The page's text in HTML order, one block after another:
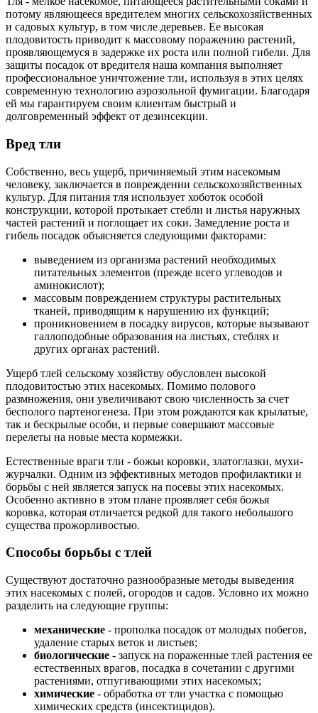
потому являющееся вредителем многих сельскохозяйственных
и садовых культур, в том числе деревьев. Ее высокая
плодовитость приводит к массовому поражению растений,
проявляющемуся в задержке их роста или полной гибели. Для
защиты посадок от вредителя наша компания выполняет
профессиональное уничтожение тли, используя в этих целях
современную технологию аэрозольной фумигации. Благодаря
ей мы гарантируем своим клиентам быстрый и
долговременный эффект от дезинсекции.
Вред тли
Собственно, весь ущерб, причиняемый этим насекомым
человеку, заключается в повреждении сельскохозяйственных
культур. Для питания тля использует хоботок особой
конструкции, которой протыкает стебли и листья наружных
частей растений и поглощает их соки. Замедление роста и
гибель посадок объясняется следующими факторами:
выведением из организма растений необходимых
питательных элементов (прежде всего углеводов и
аминокислот);
массовым повреждением структуры растительных
тканей, приводящим к нарушению их функций;
проникновением в посадку вирусов, которые вызывают
галлоподобные образования на листьях, стеблях и
других органах растений.
Ущерб тлей сельскому хозяйству обусловлен высокой
плодовитостью этих насекомых. Помимо полового
размножения, они увеличивают свою численность за счет
бесполого партеногенеза. При этом рождаются как крылатые,
так и бескрылые особи, и первые совершают массовые
перелеты на новые места кормежки.
Естественные враги тли - божьи коровки, златоглазки, мухи-
журчалки. Одним из эффективных методов профилактики и
борьбы с ней является запуск на посевы этих насекомых.
Особенно активно в этом плане проявляет себя божья
коровка, которая отличается редкой для такого небольшого
существа прожорливостью.
Способы борьбы с тлей
Существуют достаточно разнообразные методы выведения
этих насекомых с полей, огородов и садов. Условно их можно
разделить на следующие группы:
механические - прополка посадок от молодых побегов,
удаление старых веток и листьев;
биологические - запуск на пораженные тлей растения ее
естественных врагов, посадка в сочетании с другими
растениями, отпугивающими этих насекомых;
химические - обработка от тли участка с помощью
химических средств (инсектицидов).